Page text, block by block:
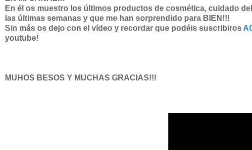
En él os muestro los últimos productos de cosmética, cuidado
las últimas semanas y que me han sorprendido para BIEN!!!
Sin más os dejo con el vídeo y recordar que podéis suscribiros
youtube!
MUHOS BESOS Y MUCHAS GRACIAS!!!